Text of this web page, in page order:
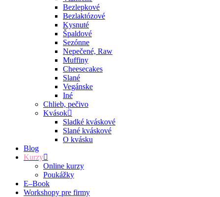
Bezlepkové
Bezlaktózové
Kysnuté
Špaldové
Sezónne
Nepečené, Raw
Muffiny
Cheesecakes
Slané
Vegánske
Iné
Chlieb, pečivo
Kvások
Sladké kváskové
Slané kváskové
O kvásku
Blog
Kurzy
Online kurzy
Poukážky
E–Book
Workshopy pre firmy